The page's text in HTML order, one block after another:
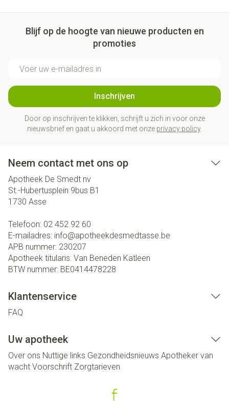
Blijf op de hoogte van nieuwe producten en
promoties
Inschrijven
Door op inschrijven te klikken, schrijft u zich in voor onze
nieuwsbrief en gaat u akkoord met onze privacy policy.
Neem contact met ons op
Apotheek De Smedt nv
St.-Hubertusplein 9bus B1
1730 Asse
Telefoon: 02 452 92 60
E-mailadres: info@apotheekdesmedtasse.be
APB nummer: 230207
Apotheek titularis: Van Beneden Katleen
BTW nummer: BE0414478228
Klantenservice
FAQ
Uw apotheek
Over ons Nuttige links Gezondheidsnieuws Apotheker van
wacht Voorschrift Zorgtarieven